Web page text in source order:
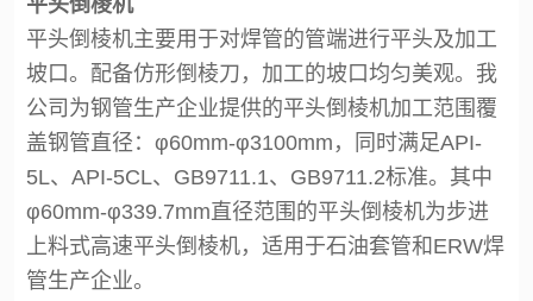
平头倒棱机主要用于对焊管的管端进行平头及加工
坡口。配备仿形倒棱刀，加工的坡口均匀美观。我
公司为钢管生产企业提供的平头倒棱机加工范围覆
盖钢管直径：φ60mm-φ3100mm，同时满足API-
5L、API-5CL、GB9711.1、GB9711.2标准。其中
φ60mm-φ339.7mm直径范围的平头倒棱机为步进
上料式高速平头倒棱机，适用于石油套管和ERW焊
管生产企业。